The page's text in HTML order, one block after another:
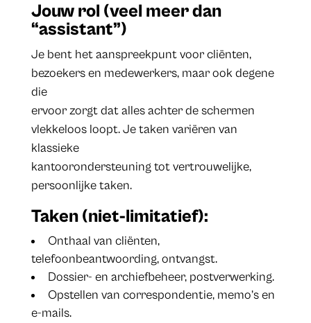
Jouw rol (veel meer dan
“assistant”)
Je bent het aanspreekpunt voor cliënten,
bezoekers en medewerkers, maar ook degene
die
ervoor zorgt dat alles achter de schermen
vlekkeloos loopt. Je taken variëren van
klassieke
kantoorondersteuning tot vertrouwelijke,
persoonlijke taken.
Taken (niet-limitatief):
Onthaal van cliënten,
telefoonbeantwoording, ontvangst.
Dossier- en archiefbeheer, postverwerking.
Opstellen van correspondentie, memo’s en
e-mails.